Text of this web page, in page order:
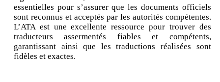
essentielles pour s’assurer que les documents officiels
sont reconnus et acceptés par les autorités compétentes.
L’ATA est une excellente ressource pour trouver des
traducteurs assermentés fiables et compétents,
garantissant ainsi que les traductions réalisées sont
fidèles et exactes.